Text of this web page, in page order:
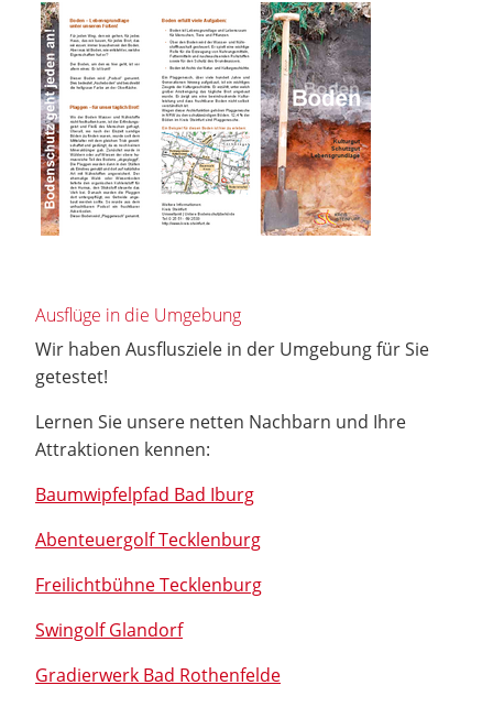
Ausflüge in die Umgebung
Wir haben Ausflusziele in der Umgebung für Sie
getestet!
Lernen Sie unsere netten Nachbarn und Ihre
Attraktionen kennen:
Baumwipfelpfad Bad Iburg
Abenteuergolf Tecklenburg
Freilichtbühne Tecklenburg
Swingolf Glandorf
Gradierwerk Bad Rothenfelde